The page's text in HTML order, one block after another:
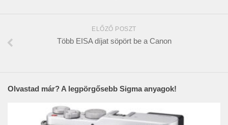
ELŐZŐ POSZT
Több EISA díjat söpört be a Canon
Olvastad már? A legpörgősebb Sigma anyagok!